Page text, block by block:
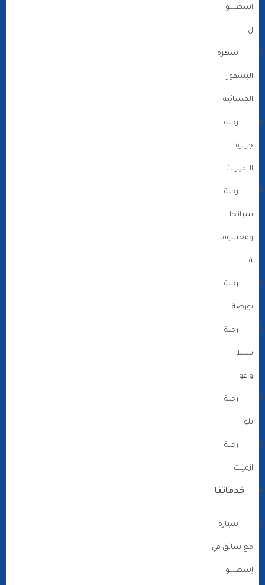
اسطنبو
ل
سهرة
البسفور
المسائية
رحلة
جزيرة
الاميرات
رحلة
سبانجا
ومعشوقي
ة
رحلة
بورصة
رحلة
شيلا
واغوا
رحلة
يلوا
رحلة
ازميت
خدماتنا
سيارة
مع سائق في
إسطنبو